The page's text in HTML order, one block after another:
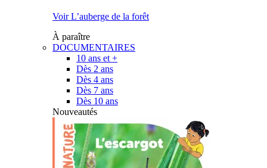
Voir L’auberge de la forêt
À paraître
DOCUMENTAIRES
10 ans et +
Dès 2 ans
Dès 4 ans
Dès 7 ans
Dès 10 ans
Nouveautés